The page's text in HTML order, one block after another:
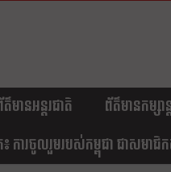
មានអន្តរជាតិ ព័ត៌មានកម្សាន្
ារចូលរួមរបស់កម្ពុជា ជាសមាជិក